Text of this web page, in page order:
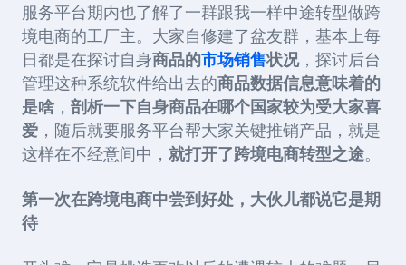
服务平台期内也了解了一群跟我一样中途转型做跨
境电商的工厂主。大家自修建了盆友群，基本上每
日都是在探讨自身商品的市场销售状况，探讨后台
管理这种系统软件给出去的商品数据信息意味着的
是啥 ， 剖析一下自身商品在哪个国家较为受大家喜
爱 ，随后就要服务平台帮大家关键推销产品，就是
这样在不经意间中， 就打开了跨境电商转型之途。
第一次在跨境电商中尝到好处，大伙儿都说它是期
待